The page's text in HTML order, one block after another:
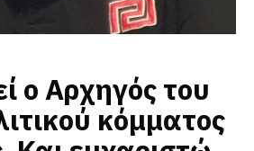
ο Αρχηγός του
κόμματος